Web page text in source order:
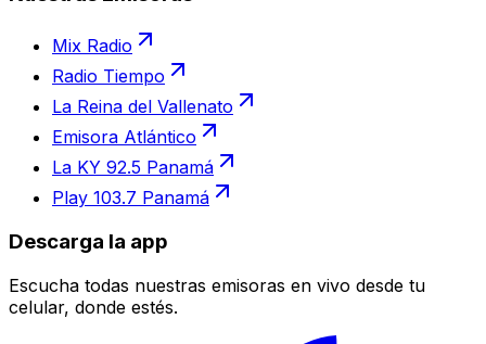
Mix Radio
Radio Tiempo
La Reina del Vallenato
Emisora Atlántico
La KY 92.5 Panamá
Play 103.7 Panamá
Descarga la app
Escucha todas nuestras emisoras en vivo desde tu
celular, donde estés.